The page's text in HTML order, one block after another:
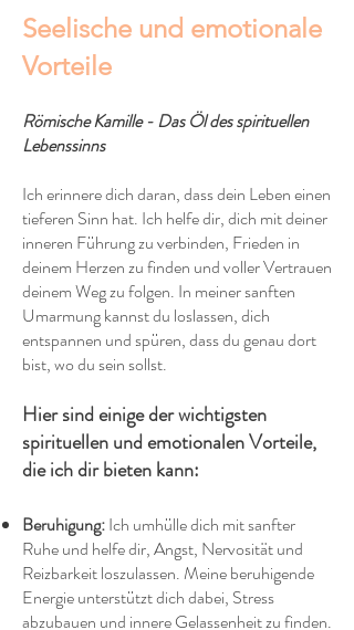
Seelische und emotionale
Vorteile
Römische Kamille - Das Öl des spirituellen
Lebenssinns
Ich erinnere dich daran, dass dein Leben einen
tieferen Sinn hat. Ich helfe dir, dich mit deiner
inneren Führung zu verbinden, Frieden in
deinem Herzen zu finden und voller Vertrauen
deinem Weg zu folgen. In meiner sanften
Umarmung kannst du loslassen, dich
entspannen und spüren, dass du genau dort
bist, wo du sein sollst.
Hier sind einige der wichtigsten
spirituellen und emotionalen Vorteile,
die ich dir bieten kann:
Beruhigung:Ich umhülle dich mit sanfter
Ruhe und helfe dir, Angst, Nervosität und
Reizbarkeit loszulassen. Meine beruhigende
Energie unterstützt dich dabei, Stress
abzubauen und innere Gelassenheit zu finden.